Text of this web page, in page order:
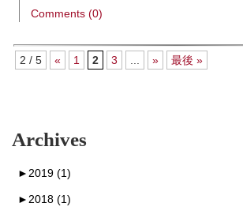
Comments (0)
2 / 5 « 1 2 3 ... » 最後 »
Archives
► 2019 (1)
► 2018 (1)